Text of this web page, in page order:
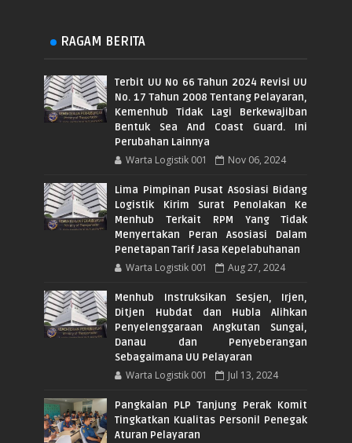
RAGAM BERITA
Terbit UU No 66 Tahun 2024 Revisi UU
No. 17 Tahun 2008 Tentang Pelayaran,
Kemenhub Tidak Lagi Berkewajiban
Bentuk Sea And Coast Guard. Ini
Perubahan Lainnya
Warta Logistik 001 Nov 06, 2024
Lima Pimpinan Pusat Asosiasi Bidang
Logistik Kirim Surat Penolakan Ke
Menhub Terkait RPM Yang Tidak
Menyertakan Peran Asosiasi Dalam
Penetapan Tarif Jasa Kepelabuhanan
Warta Logistik 001 Aug 27, 2024
Menhub Instruksikan Sesjen, Irjen,
Ditjen Hubdat dan Hubla Alihkan
Penyelenggaraan Angkutan Sungai,
Danau dan Penyeberangan
Sebagaimana UU Pelayaran
Warta Logistik 001 Jul 13, 2024
Pangkalan PLP Tanjung Perak Komit
Tingkatkan Kualitas Personil Penegak
Aturan Pelayaran